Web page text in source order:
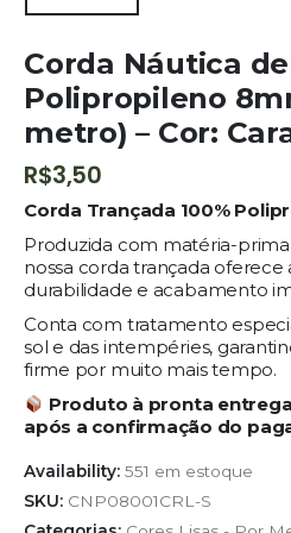
Corda Náutica
Polipropileno
metro) – Cor:
R$3,50
Corda Trançada 100%
Produzida com matéria-
nossa corda trançada oferece
durabilidade e acabamento
Conta com tratamento
sol e das intempéries,
firme por muito mais tempo.
Produto à pronta entrega
após a confirmação do
Availability: 551 em estoque
SKU: CNP08001CRL-S